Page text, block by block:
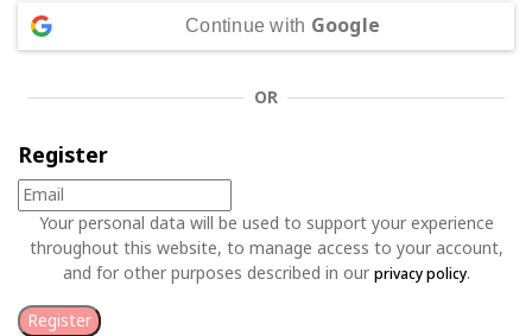
Continue with Google
OR
Register
Your personal data will be used to support your experience
throughout this website, to manage access to your account,
and for other purposes described in our privacy policy.